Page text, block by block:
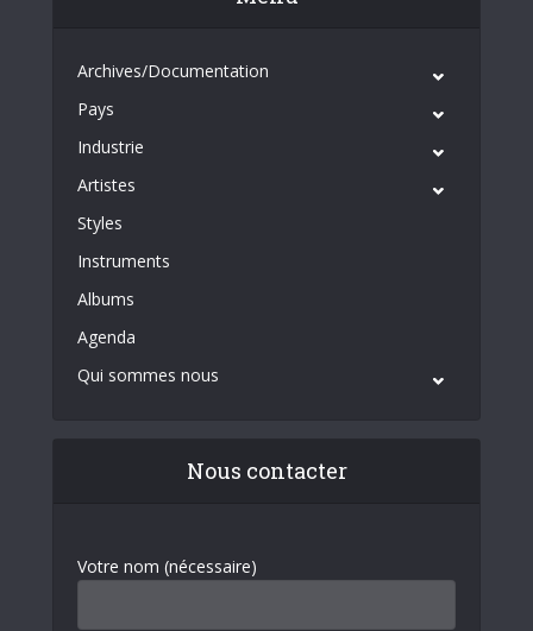
Archives/Documentation
Pays
Industrie
Artistes
Styles
Instruments
Albums
Agenda
Qui sommes nous
Nous contacter
Votre nom (nécessaire)